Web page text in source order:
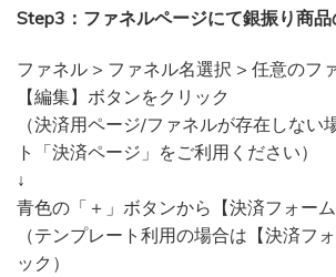
Step3：ファネルページにて銀振り商品
ファネル > ファネル名選択 > 任意のフ
【編集】ボタンをクリック
（決済用ページ/ファネルが存在しない
ト「決済ページ」をご利用ください）
↓
青色の「＋」ボタンから【決済フォー
（テンプレート利用の場合は【決済フ
ック）